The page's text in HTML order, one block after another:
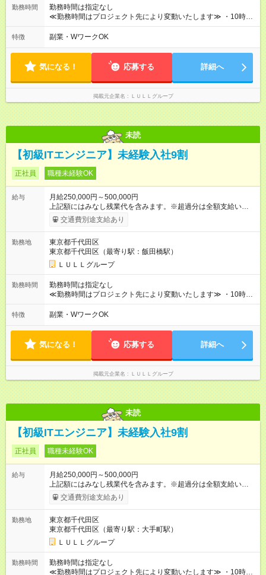
績賞与あり ◤スキルアップも、収入アップも。◢ 入社後の成長
や頑張りは、しっかり給与で還元しています。 実際にほぼ全員
上アップした社員も。 エンジニアへの還元率は業界高水準の
87％。 スキルを磨いた分だけ、収入アップも目指せる環境で
す！ 【試用期間】試用期間あり 試用期間の長さ：6ヶ月 ※ 雇用
形態と給与に、本採用時と異なる部分があります。 雇用形態：
中途採用（契約社員） 給与：月給 230,000円以上 上記額にはみ
なし残業代を含みます。※超過分は全額支給いたします。 みな
別途支給いたします ※研修期間中（最大12ヶ月間）も、試用期
勤務時間
勤務時間は指定なし
≪勤務時間はプロジェクト先により変動いたします≫ ・10時00
分～19時00分（休憩1時間） ・9時00分～18時00分（休憩1時
間） ＼平日夜も、ちゃんと「自分時間」がつくれます／ 残業は
やサウナなど、 趣味の時間を楽しむ社員も多くいます◎
特徴 副業・WワークOK
気になる！ 応募する 詳細へ
掲載元企業名 ＬＵＬＬグループ
未読
【初級ITエンジニア】未経験入社9割
正社員 職種未経験OK
給与
月給250,000円～500,000円
上記額にはみなし残業代を含みます。※超過分は全額支給いたし
ます。 みなし残業代 21,675円／月 みなし残業時間 12時間／月 -
------------------------------------------------------- ≪経験者の方は以下と
万円～＋業績賞与＋交通費＋各種手当 ※固定残業代（30時間/6
万6，610円分）を含む。超過分は追加支給いたします 能力やス
キルを考慮し初任給を決定。経験者の方は前給考慮も可能で
す！ ◎昇給年1回（研修終了後） ◎賞与年2回（2月・8月）＋業
績賞与あり ◤スキルアップも、収入アップも。◢ 入社後の成長
や頑張りは、しっかり給与で還元しています。 実際にほぼ全員
上アップした社員も。 エンジニアへの還元率は業界高水準の
87％。 スキルを磨いた分だけ、収入アップも目指せる環境で
す！ 【試用期間】試用期間あり 試用期間の長さ：6ヶ月 ※ 雇用
形態と給与に、本採用時と異なる部分があります。 雇用形態：
中途採用（契約社員） 給与：月給 230,000円以上 上記額にはみ
なし残業代を含みます。※超過分は全額支給いたします。 みな
別途支給いたします ※研修期間中（最大12ヶ月間）も、試用期
交通費別途支給あり
勤務地
東京都千代田区
東京都千代田区（最寄り駅：飯田橋駅）
ＬＵＬＬグループ
勤務時間
勤務時間は指定なし
≪勤務時間はプロジェクト先により変動いたします≫ ・10時00
分～19時00分（休憩1時間） ・9時00分～18時00分（休憩1時
間） ＼平日夜も、ちゃんと「自分時間」がつくれます／ 残業は
やサウナなど、 趣味の時間を楽しむ社員も多くいます◎
特徴 副業・WワークOK
気になる！ 応募する 詳細へ
掲載元企業名 ＬＵＬＬグループ
未読
【初級ITエンジニア】未経験入社9割
正社員 職種未経験OK
給与
月給250,000円～500,000円
上記額にはみなし残業代を含みます。※超過分は全額支給いたし
ます。 みなし残業代 21,675円／月 みなし残業時間 12時間／月 -
------------------------------------------------------- ≪経験者の方は以下と
万円～＋業績賞与＋交通費＋各種手当 ※固定残業代（30時間/6
万6，610円分）を含む。超過分は追加支給いたします 能力やス
キルを考慮し初任給を決定。経験者の方は前給考慮も可能で
す！ ◎昇給年1回（研修終了後） ◎賞与年2回（2月・8月）＋業
績賞与あり ◤スキルアップも、収入アップも。◢ 入社後の成長
や頑張りは、しっかり給与で還元しています。 実際にほぼ全員
交通費別途支給あり
勤務地
東京都千代田区
東京都千代田区（最寄り駅：大手町駅）
ＬＵＬＬグループ
勤務時間
勤務時間は指定なし
≪勤務時間はプロジェクト先により変動いたします≫ ・10時00